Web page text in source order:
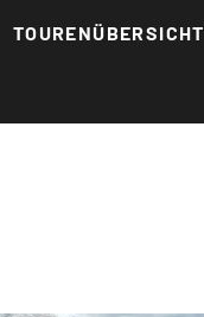
TOURENÜBERSICHT